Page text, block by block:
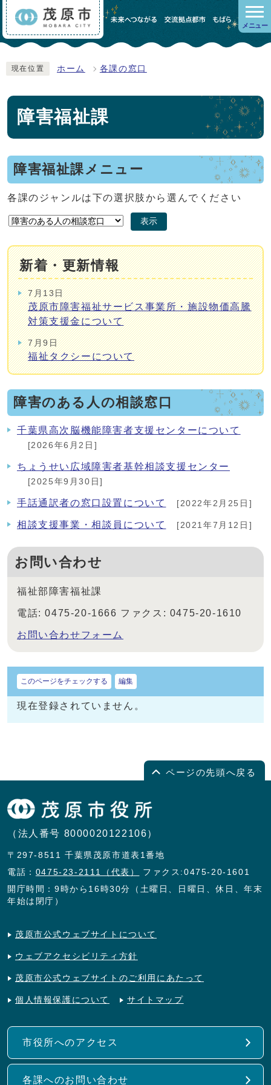
メニュー
現在位置 ホーム 各課の窓口
障害福祉課
障害福祉課メニュー
各課のジャンルは下の選択肢から選んでください
表示
新着・更新情報
7月13日
茂原市障害福祉サービス事業所・施設物価高騰
対策支援金について
7月9日
福祉タクシーについて
障害のある人の相談窓口
千葉県高次脳機能障害者支援センターについて
[2026年6月2日]
ちょうせい広域障害者基幹相談支援センター
[2025年9月30日]
手話通訳者の窓口設置について [2022年2月25日]
相談支援事業・相談員について [2021年7月12日]
お問い合わせ
福祉部障害福祉課
電話: 0475-20-1666 ファクス: 0475-20-1610
お問い合わせフォーム
このページをチェックする 編集
現在登録されていません。
ページの先頭へ戻る
（法人番号 8000020122106）
〒297-8511 千葉県茂原市道表1番地
電話： 0475-23-2111（代表）
ファクス:0475-20-1601
開庁時間：9時から16時30分（土曜日、日曜日、休日、年末
年始は閉庁）
茂原市公式ウェブサイトについて
ウェブアクセシビリティ方針
茂原市公式ウェブサイトのご利用にあたって
個人情報保護について サイトマップ
市役所へのアクセス
各課へのお問い合わせ